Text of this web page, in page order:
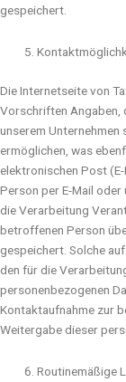
gespeichert.
Die Internetseite von
Vorschriften Angaben,
unserem
ermöglichen, was
elektronischen Post
Person per E-Mail
die Verarbeitung
betroffenen Person
gespeichert. Solche
den für die
personenbezogenen
Kontaktaufnahme zur
Weitergabe dieser
Routinemäßige